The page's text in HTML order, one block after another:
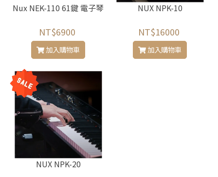
Nux NEK-110 61鍵 電子琴
NT$6900
加入購物車
NUX NPK-10
NT$16000
加入購物車
NUX NPK-20